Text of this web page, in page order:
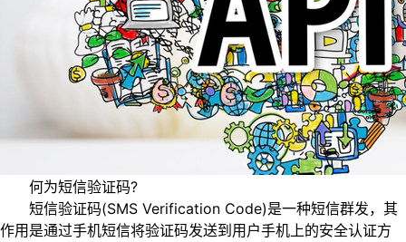
何为短信验证码?
短信验证码(SMS Verification Code)是一种短信群发，其
作用是通过手机短信将验证码发送到用户手机上的安全认证方